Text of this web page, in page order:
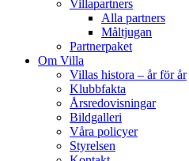
Villapartners
Alla partners
Måltjugan
Partnerpaket
Om Villa
Villas histora – år för år
Klubbfakta
Årsredovisningar
Bildgalleri
Våra policyer
Styrelsen